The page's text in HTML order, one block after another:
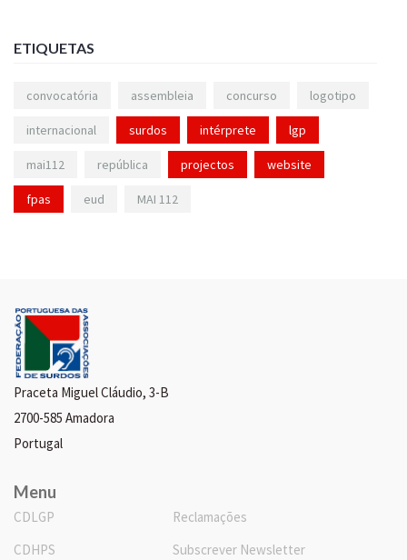
ETIQUETAS
convocatória assembleia concurso logotipo
internacional surdos intérprete lgp
mai112 república projectos website
fpas eud MAI 112
Praceta Miguel Cláudio, 3-B
2700-585 Amadora
Portugal
Menu
CDLGP
CDHPS
Reclamações
Subscrever Newsletter